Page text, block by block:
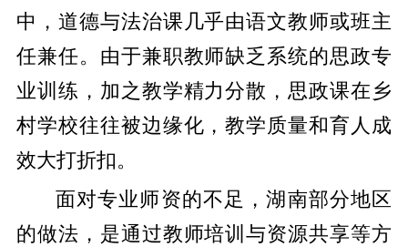
中，道德与法治课几乎由语文教师或班主
任兼任。由于兼职教师缺乏系统的思政专
业训练，加之教学精力分散，思政课在乡
村学校往往被边缘化，教学质量和育人成
效大打折扣。
面对专业师资的不足，湖南部分地区
的做法，是通过教师培训与资源共享等方